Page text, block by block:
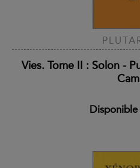
Vies. Tome II : Solon -
Disponible